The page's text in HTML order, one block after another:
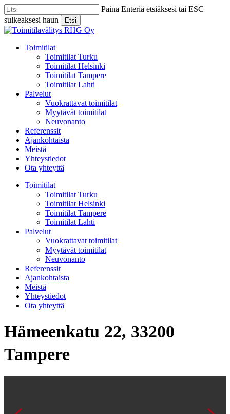
Skip
to
main
content
Paina Enteriä etsiäksesi tai ESC
sulkeaksesi haun
Etsi
Close
Menu
Toimitilat
Toimitilat Turku
Toimitilat Helsinki
Toimitilat Tampere
Toimitilat Lahti
Palvelut
Vuokrattavat toimitilat
Myytävät toimitilat
Neuvonanto
Referenssit
Ajankohtaista
Meistä
Yhteystiedot
Ota yhteyttä
Toimitilat
Toimitilat Turku
Toimitilat Helsinki
Toimitilat Tampere
Toimitilat Lahti
Palvelut
Vuokrattavat toimitilat
Myytävät toimitilat
Neuvonanto
Referenssit
Ajankohtaista
Meistä
Yhteystiedot
Ota yhteyttä
Hämeenkatu 22, 33200
Tampere